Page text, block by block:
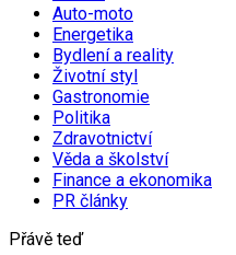
Auto-moto
Energetika
Bydlení a reality
Životní styl
Gastronomie
Politika
Zdravotnictví
Věda a školství
Finance a ekonomika
PR články
Přávě teď